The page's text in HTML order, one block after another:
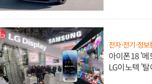
전자·전기·정보
아이폰18 '메
LG이노텍 '